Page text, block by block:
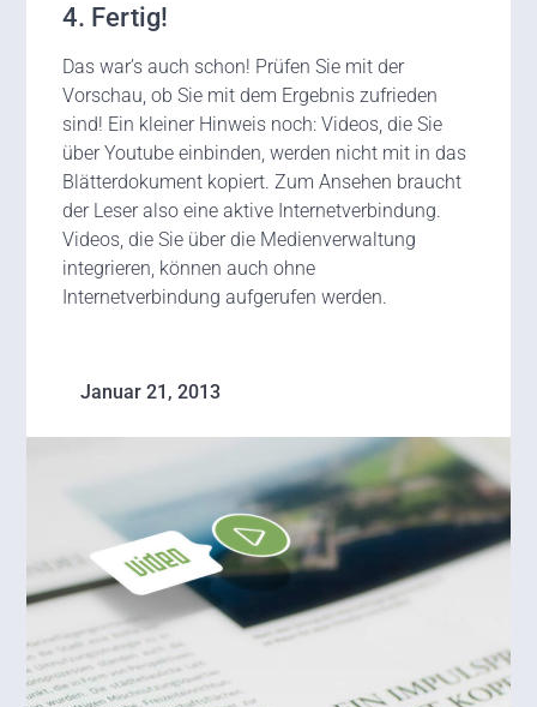
4. Fertig!
Das war’s auch schon! Prüfen Sie mit der
Vorschau, ob Sie mit dem Ergebnis zufrieden
sind! Ein kleiner Hinweis noch: Videos, die Sie
über Youtube einbinden, werden nicht mit in das
Blätterdokument kopiert. Zum Ansehen braucht
der Leser also eine aktive Internetverbindung.
Videos, die Sie über die Medienverwaltung
integrieren, können auch ohne
Internetverbindung aufgerufen werden.
Januar 21, 2013